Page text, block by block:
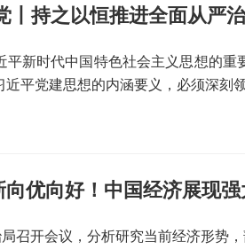
丨持之以恒推进全面从严
平新时代中国特色社会主义思想的
平党建思想的内涵要义，必须深刻领
优向好！中国经济展现
召开会议，分析研究当前经济形势，